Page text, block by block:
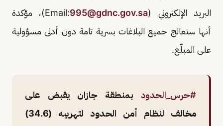
البريد الإلكتروني (Email:995@gdnc.gov.sa
)، مؤكدة
أنها ستعالج جميع البلاغات بسرية تامة دون أدنى مسؤولية
على المبلّغ.
#حرس_الحدود بمنطقة جازان يقبض على
مخالف لنظام أمن الحدود لتهريبه (34.6)